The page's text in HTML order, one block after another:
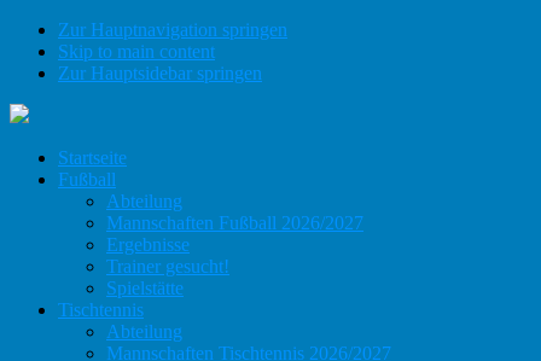
Zur Hauptnavigation springen
Skip to main content
Zur Hauptsidebar springen
Startseite
Fußball
Abteilung
Mannschaften Fußball 2026/2027
Ergebnisse
Trainer gesucht!
Spielstätte
Tischtennis
Abteilung
Mannschaften Tischtennis 2026/2027